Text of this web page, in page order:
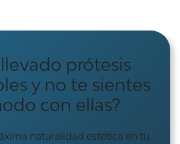
prótesis
y no te sientes
con ellas?
naturalidad estética en tu